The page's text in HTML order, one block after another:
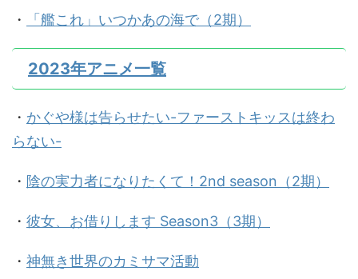
・ 「艦これ」いつかあの海で（2期）
2023年アニメ一覧
・ かぐや様は告らせたい-ファーストキッスは終わ
らない-
・ 陰の実力者になりたくて！2nd season（2期）
・ 彼女、お借りします Season3（3期）
・ 神無き世界のカミサマ活動